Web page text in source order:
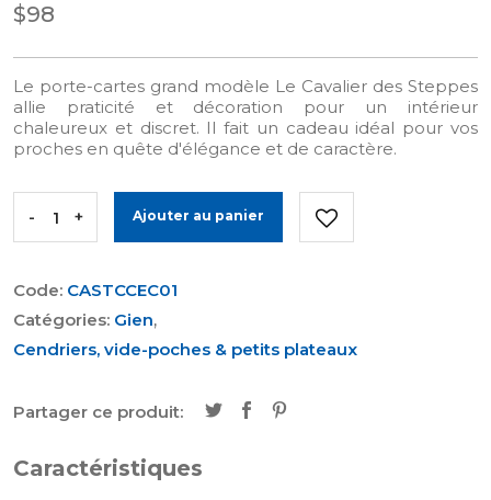
$98
Le porte-cartes grand modèle Le Cavalier des Steppes
allie praticité et décoration pour un intérieur
chaleureux et discret. Il fait un cadeau idéal pour vos
proches en quête d'élégance et de caractère.
- + Ajouter au panier
Code: CASTCCEC01
Catégories: Gien,
Cendriers, vide-poches & petits plateaux
Partager ce produit:
Caractéristiques